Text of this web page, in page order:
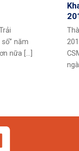
năm
nữa [...]